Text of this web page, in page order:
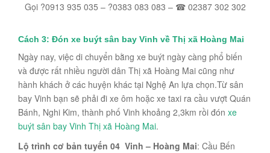
Gọi ?0913 935 035 – ?0383 083 083 – ☎ 02387 302 302
Cách 3: Đón xe buýt sân bay Vinh về Thị xã Hoàng Mai
Ngày nay, việc di chuyển bằng xe buýt ngày càng phổ biến
và được rất nhiều người dân Thị xã Hoàng Mai cũng như
hành khách ở các huyện khác tại Nghệ An lựa chọn.Từ sân
bay Vinh bạn sẽ phải đi xe ôm hoặc xe taxi ra cầu vượt Quán
Bánh, Nghi Kim, thành phố Vinh khoảng 2,3km rồi đón xe
buýt sân bay Vinh Thị xã Hoàng Mai.
Lộ trình cơ bản tuyến 04 Vinh – Hoàng Mai: Cầu Bến